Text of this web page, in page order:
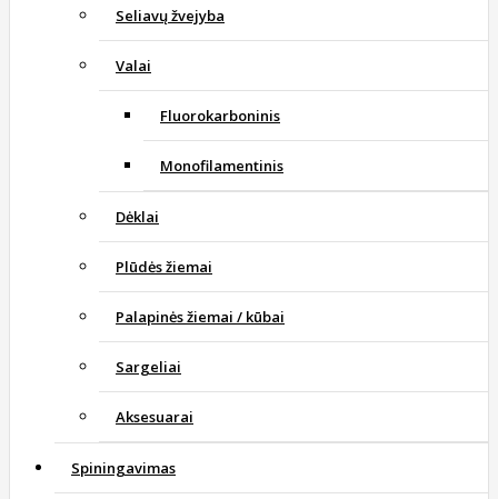
Seliavų žvejyba
Valai
Fluorokarboninis
Monofilamentinis
Dėklai
Plūdės žiemai
Palapinės žiemai / kūbai
Sargeliai
Aksesuarai
Spiningavimas